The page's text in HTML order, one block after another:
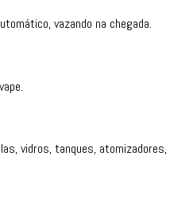
vazando na chegada.
vidros, tanques, atomizadores,